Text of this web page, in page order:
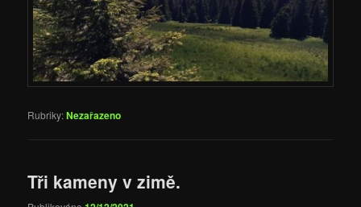
Rubriky:Nezařazeno
Tři kameny v zimě.